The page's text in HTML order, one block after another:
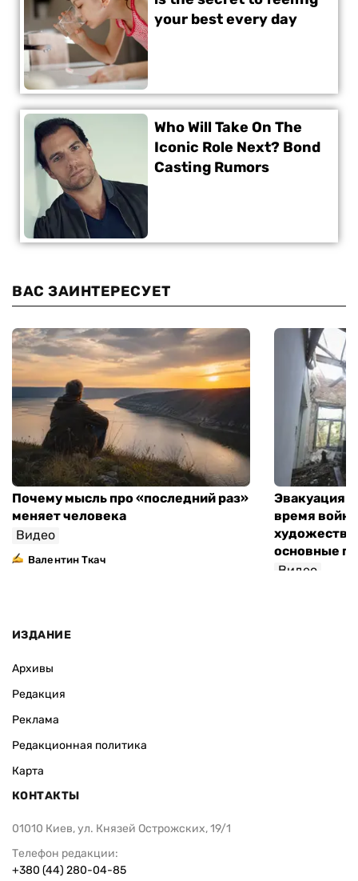
ВАС ЗАИНТЕРЕСУЕТ
Почему мысль про «последний раз»
меняет человека
Видео
Валентин Ткач
Эвакуация
время
основные
Видео
ИЗДАНИЕ
Архивы
Редакция
Реклама
Редакционная политика
Карта
КОНТАКТЫ
01010 Киев, ул. Князей Острожских, 19/1
Телефон редакции:
+380 (44) 280-04-85